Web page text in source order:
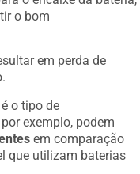
o bom
em perda de
o tipo de
exemplo, podem
em comparação
que utilizam baterias